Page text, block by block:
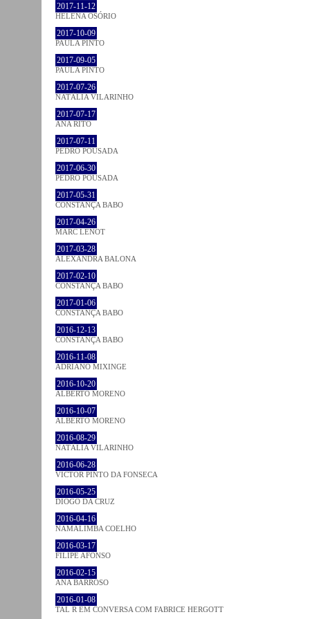
2017-11-12
HELENA OSÓRIO
2017-10-09
PAULA PINTO
2017-09-05
PAULA PINTO
2017-07-26
NATÁLIA VILARINHO
2017-07-17
ANA RITO
2017-07-11
PEDRO POUSADA
2017-06-30
PEDRO POUSADA
2017-05-31
CONSTANÇA BABO
2017-04-26
MARC LENOT
2017-03-28
ALEXANDRA BALONA
2017-02-10
CONSTANÇA BABO
2017-01-06
CONSTANÇA BABO
2016-12-13
CONSTANÇA BABO
2016-11-08
ADRIANO MIXINGE
2016-10-20
ALBERTO MORENO
2016-10-07
ALBERTO MORENO
2016-08-29
NATÁLIA VILARINHO
2016-06-28
VICTOR PINTO DA FONSECA
2016-05-25
DIOGO DA CRUZ
2016-04-16
NAMALIMBA COELHO
2016-03-17
FILIPE AFONSO
2016-02-15
ANA BARROSO
2016-01-08
TAL R EM CONVERSA COM FABRICE HERGOTT